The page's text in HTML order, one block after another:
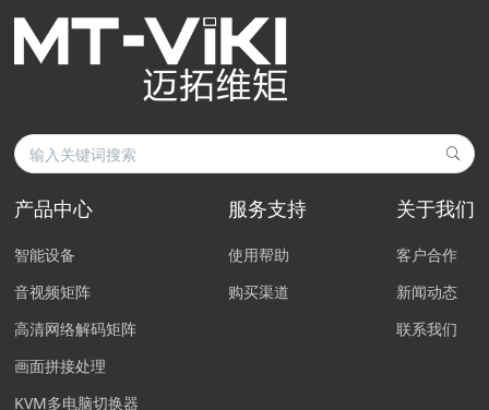
产品中心
智能设备
音视频矩阵
高清网络解码矩阵
画面拼接处理
KVM多电脑切换器
服务支持
使用帮助
购买渠道
关于我们
客户合作
新闻动态
联系我们